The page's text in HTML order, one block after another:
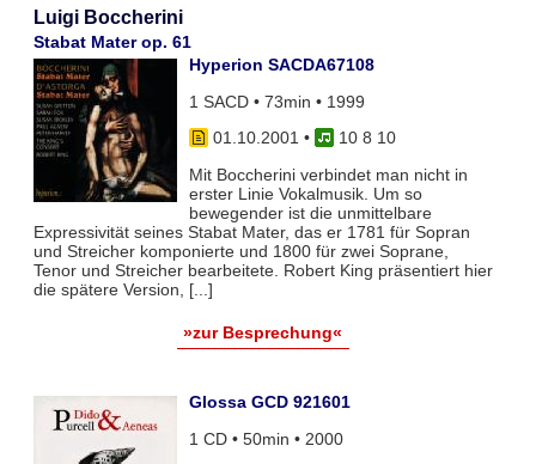
Luigi Boccherini
Stabat Mater op. 61
Hyperion SACDA67108
1 SACD • 73min • 1999
01.10.2001 •
10 8 10
Mit Boccherini verbindet man nicht in
erster Linie Vokalmusik. Um so
bewegender ist die unmittelbare
Expressivität seines Stabat Mater, das er 1781 für Sopran
und Streicher komponierte und 1800 für zwei Soprane,
Tenor und Streicher bearbeitete. Robert King präsentiert hier
die spätere Version, [...]
»zur Besprechung«
Glossa GCD 921601
1 CD • 50min • 2000